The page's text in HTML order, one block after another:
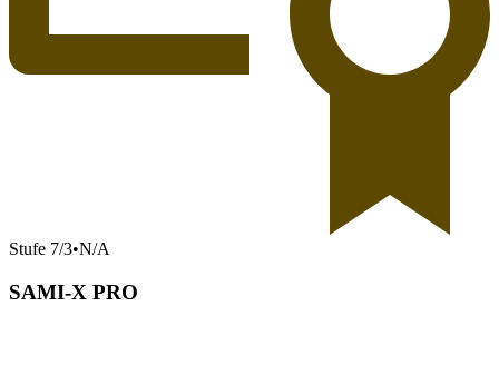
Stufe 7/3•N/A
SAMI-X PRO